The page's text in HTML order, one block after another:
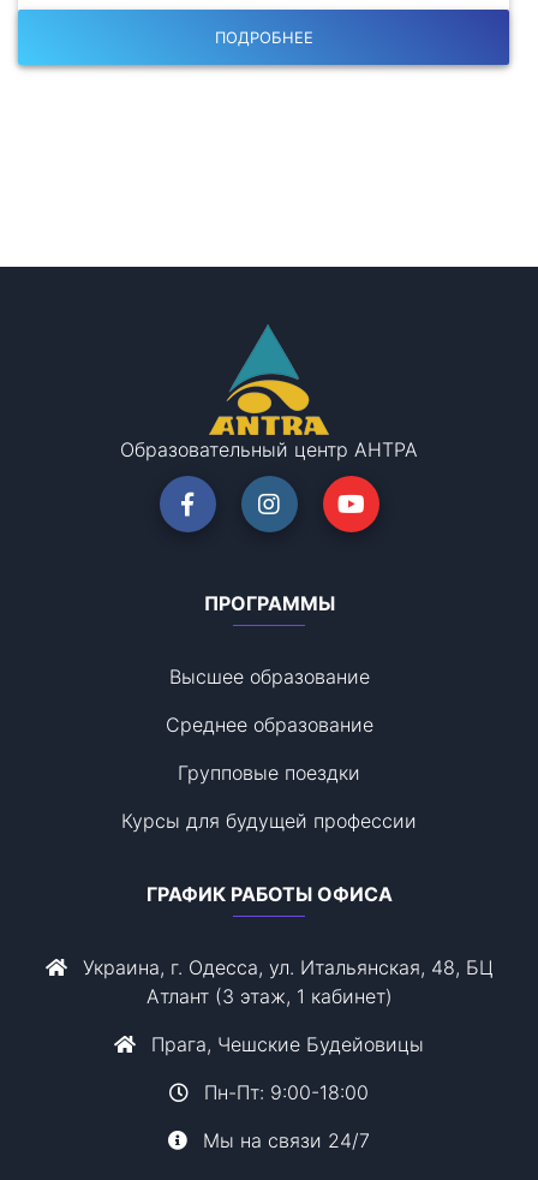
ПОДРОБНЕЕ
Образовательный центр АНТРА
ПРОГРАММЫ
Высшее образование
Среднее образование
Групповые поездки
Курсы для будущей профессии
ГРАФИК РАБОТЫ ОФИСА
Украина, г. Одесса, ул. Итальянская, 48, БЦ
Атлант (3 этаж, 1 кабинет)
Прага, Чешские Будейовицы
Пн-Пт: 9:00-18:00
Мы на связи 24/7